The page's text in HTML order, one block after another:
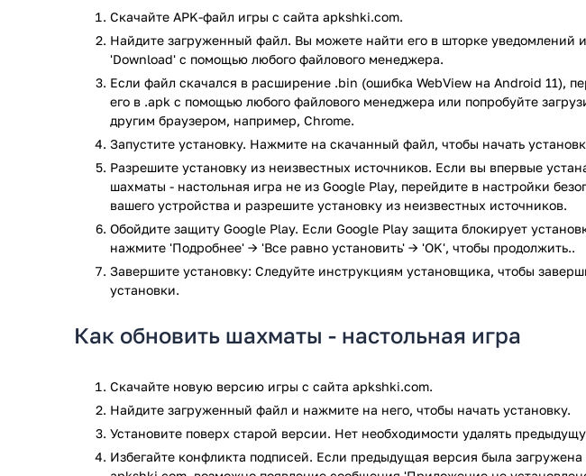
для всех любителей шахмат, которые желают развивать собственные умения и
увлекательной настольной игре.
Одна из ключевых особенностей предоставленной мобильной игры заключена в
которая удивительно сочетается с элегантным интерфейсом и максимальной
комфортностью игрового процесса. Определяйте оптимальный уровень
соперничайте с игроками вашего уровня.
Шахматы - Стратегия настольной игры на Андроид готова предложить игроку
оппонентов – играйте как с компьютером, так и с другими пользователями
в режиме онлайн. Последние уточнение характерно особенной значимостью,
соревнование с настоящим человеком куда увлекательнее, чем игра с
интеллектом.
Геймплей приложения предлагает пользователю разнообразие игровых
включительно с классической версией шахмат, на время и с фиксацией
на честных условиях.
про отличный метод развития собственных умственных способностей.
шахмат с достойным противником.
Как установить?
Скачайте APK-файл игры с сайта apkshki.com.
Найдите загруженный файл. Вы можете найти его в шторке уведомлений
'Download' с помощью любого файлового менеджера.
Если файл скачался в расширение .bin (ошибка WebView на Android 11),
его в .apk с помощью любого файлового менеджера или попробуйте
другим браузером, например, Chrome.
Запустите установку. Нажмите на скачанный файл, чтобы начать
Разрешите установку из неизвестных источников. Если вы впервые
шахматы - настольная игра не из Google Play, перейдите в настройки
вашего устройства и разрешите установку из неизвестных источников.
Обойдите защиту Google Play. Если Google Play защита блокирует
нажмите 'Подробнее' → 'Все равно установить' → 'OK', чтобы продолжить..
Завершите установку: Следуйте инструкциям установщика, чтобы
установки.
Как обновить шахматы - настольная игра
Скачайте новую версию игры с сайта apkshki.com.
Найдите загруженный файл и нажмите на него, чтобы начать установку.
Установите поверх старой версии. Нет необходимости удалять
Избегайте конфликта подписей. Если предыдущая версия была загружена